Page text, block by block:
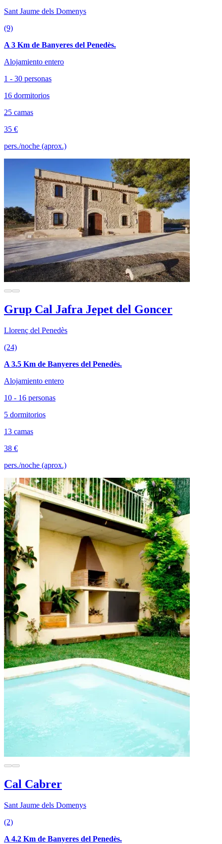
Sant Jaume dels Domenys
(9)
A 3 Km de Banyeres del Penedès.
Alojamiento entero
1 - 30 personas
16 dormitorios
25 camas
35 €
pers./noche (aprox.)
Grup Cal Jafra Jepet del Goncer
Llorenç del Penedès
(24)
A 3.5 Km de Banyeres del Penedès.
Alojamiento entero
10 - 16 personas
5 dormitorios
13 camas
38 €
pers./noche (aprox.)
Cal Cabrer
Sant Jaume dels Domenys
(2)
A 4.2 Km de Banyeres del Penedès.